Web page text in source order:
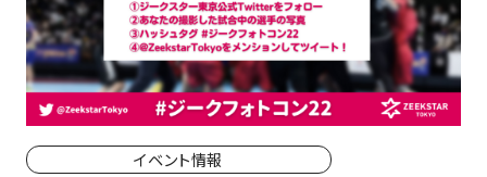
TICKET
ホーム戦一覧
会場（座席・価格表）
イベント情報